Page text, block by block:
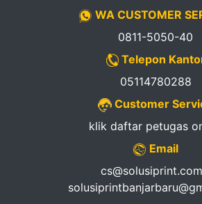
WA CUSTOMER
0811-5050-40
Telepon
05114780288
Customer
klik daftar petugas
Email